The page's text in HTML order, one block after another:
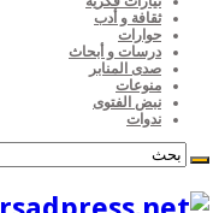
ثقافة و أدب
حوارات
درسات و أبحاث
صدى المنابر
منوعات
نبض الفتوى
ندوات